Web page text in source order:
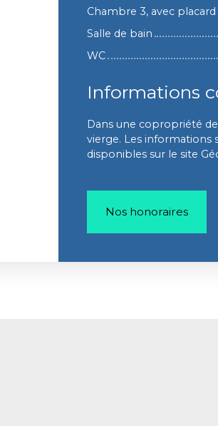
Chambre 3, avec placard
Salle de bain
WC
Informations
Dans une copropriété
vierge. Les informations
disponibles sur le site
Nos honoraires